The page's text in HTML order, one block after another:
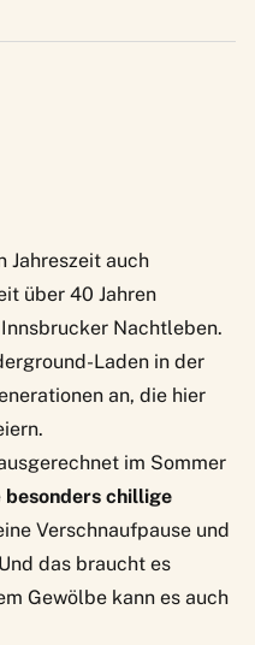
Jahreszeit auch
über 40 Jahren
Nachtleben.
Laden in der
an, die hier
im Sommer
besonders chillige
Verschnaufpause und
das braucht es
Gewölbe kann es auch